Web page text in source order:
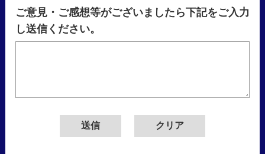
ご意見・ご感想等がございましたら下記をご入力
し送信ください。